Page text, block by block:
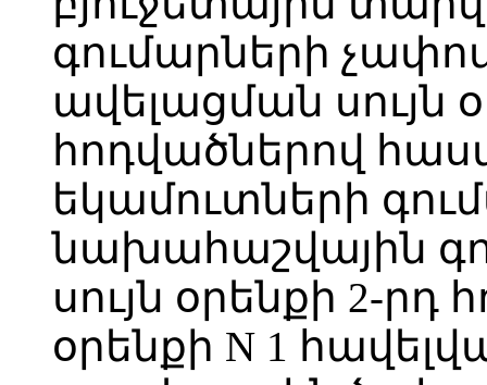
գումարների
ավելացման սույն
հոդվածներով
եկամուտների
նախահաշվային
սույն օրենքի 2-րդ
օրենքի N 1